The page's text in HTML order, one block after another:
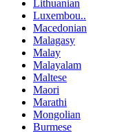
Lithuanian
Luxembou..
Macedonian
Malagasy
Malay
Malayalam
Maltese
Maori
Marathi
Mongolian
Burmese